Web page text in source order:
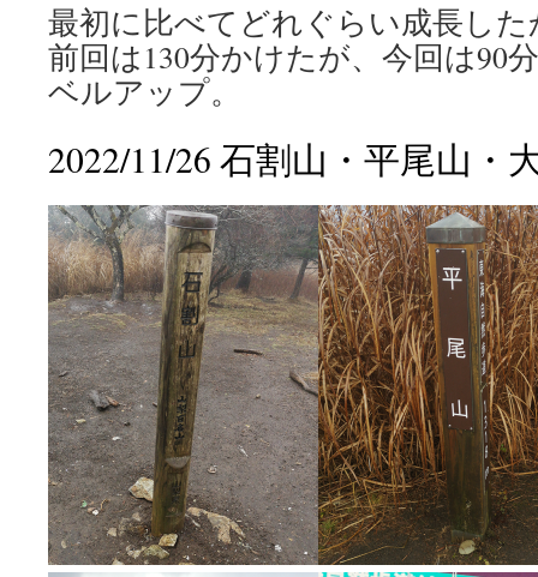
最初に比べてどれぐらい成長し
前回は130分かけたが、今回は90
ベルアップ。
2022/11/26 石割山・平尾山・